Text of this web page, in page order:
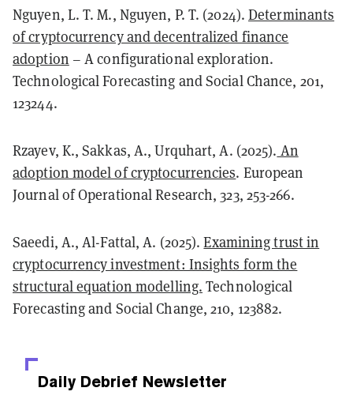
Nguyen, L. T. M., Nguyen, P. T. (2024).Determinants
of cryptocurrency and decentralized finance
adoption – A configurational exploration.
Technological Forecasting and Social Chance, 201,
123244.
Rzayev, K., Sakkas, A., Urquhart, A. (2025). An
adoption model of cryptocurrencies. European
Journal of Operational Research, 323, 253-266.
Saeedi, A., Al-Fattal, A. (2025).Examining trust in
cryptocurrency investment: Insights form the
structural equation modelling. Technological
Forecasting and Social Change, 210, 123882.
Daily Debrief Newsletter